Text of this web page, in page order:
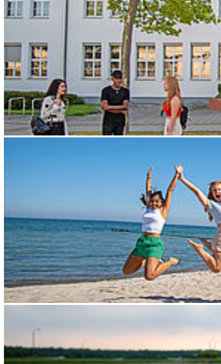
Beim Festakt wird stellvertretend je ein Studierender pro
Studiengang feierlich von den Dekan*innen der Fakultäten
immatrikuliert. Traditionell werden zudem an die nach
Notendurchschnitt besten Bachelor-Studierenden des fünften
Semesters Preise vergeben – von der Industrie- und Handelskammer
zu Rostock, dem Förderverein der Hochschule Stralsund und der
Ingenieurkammer MV. Auch der Ehrenamtspreis wird übergeben.
Nach Abschluss der Festveranstaltung findet ein Begegnungsmarkt
vor der Kulturkirche statt.
Zurück
Termin speichernAlle Veranstaltungen
Zentrale Fax-Nummer: +49 3831 456 680
Allgemeine Studienberatung
Fakultät für Elektrotechnik und Informatik
Fakultät für Maschinenbau
Fakultät für Wirtschaft
Login